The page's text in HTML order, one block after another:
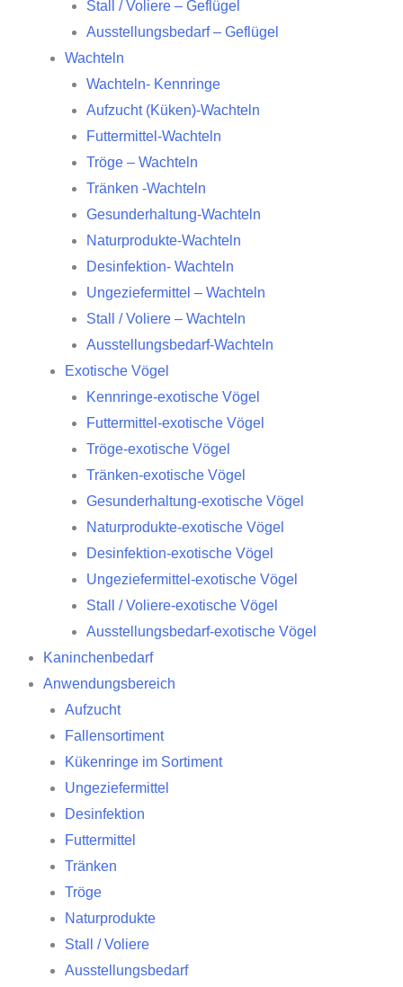
Stall / Voliere – Geflügel
Ausstellungsbedarf – Geflügel
Wachteln
Wachteln- Kennringe
Aufzucht (Küken)-Wachteln
Futtermittel-Wachteln
Tröge – Wachteln
Tränken -Wachteln
Gesunderhaltung-Wachteln
Naturprodukte-Wachteln
Desinfektion- Wachteln
Ungeziefermittel – Wachteln
Stall / Voliere – Wachteln
Ausstellungsbedarf-Wachteln
Exotische Vögel
Kennringe-exotische Vögel
Futtermittel-exotische Vögel
Tröge-exotische Vögel
Tränken-exotische Vögel
Gesunderhaltung-exotische Vögel
Naturprodukte-exotische Vögel
Desinfektion-exotische Vögel
Ungeziefermittel-exotische Vögel
Stall / Voliere-exotische Vögel
Ausstellungsbedarf-exotische Vögel
Kaninchenbedarf
Anwendungsbereich
Aufzucht
Fallensortiment
Kükenringe im Sortiment
Ungeziefermittel
Desinfektion
Futtermittel
Tränken
Tröge
Naturprodukte
Stall / Voliere
Ausstellungsbedarf